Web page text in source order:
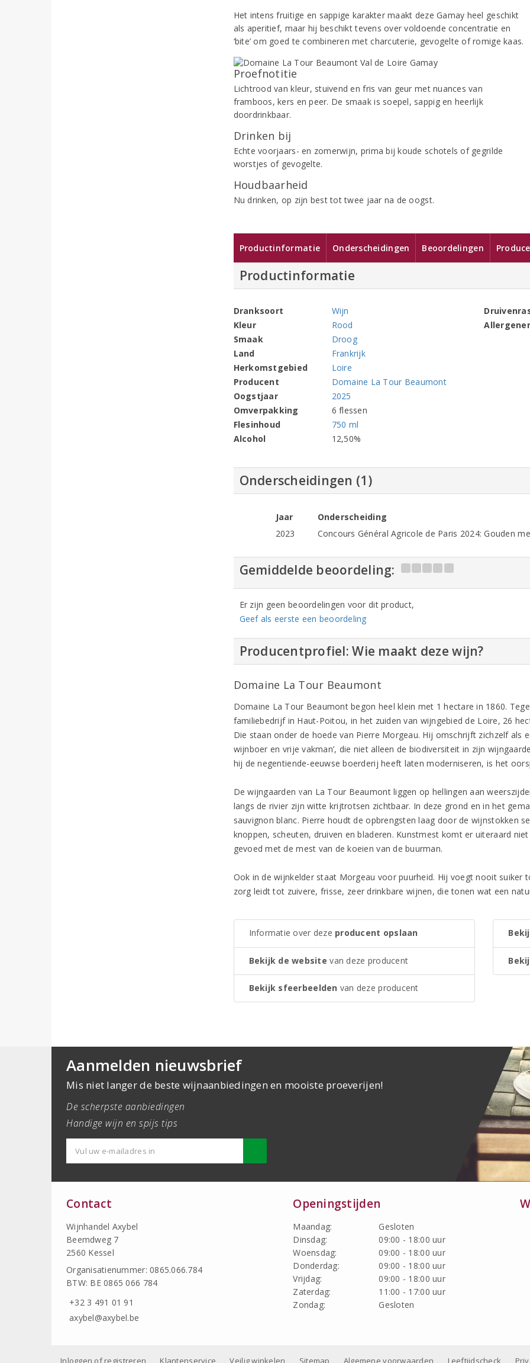
Het intens fruitige en sappige karakter maakt deze Gamay heel geschikt
als aperitief, maar hij beschikt tevens over voldoende concentratie en
‘bite’ om goed te combineren met charcuterie, gevogelte of romige kaas.
Proefnotitie
Lichtrood van kleur, stuivend en fris van geur met nuances van
framboos, kers en peer. De smaak is soepel, sappig en heerlijk
doordrinkbaar.
Drinken bij
Echte voorjaars- en zomerwijn, prima bij koude schotels of gegrilde
worstjes of gevogelte.
Houdbaarheid
Nu drinken, op zijn best tot twee jaar na de oogst.
Productinformatie Onderscheidingen Beoordelingen
Productinformatie
Dranksoort
Wijn
Kleur
Rood
Smaak
Droog
Land
Frankrijk
Herkomstgebied
Loire
Producent
Domaine La Tour Beaumont
Oogstjaar
2025
Omverpakking
6 flessen
Flesinhoud
750 ml
Alcohol
12,50%
Onderscheidingen (1)
Jaar
Onderscheiding
2023
Concours Général Agricole de Paris 2024: Gouden
Gemiddelde beoordeling:
Er zijn geen beoordelingen voor dit product,
Geef als eerste een beoordeling
Producentprofiel: Wie maakt deze wijn?
Domaine La Tour Beaumont
Domaine La Tour Beaumont begon heel klein met 1 hectare in 1860.
familiebedrijf in Haut-Poitou, in het zuiden van wijngebied de Loire, 26
Die staan onder de hoede van Pierre Morgeau. Hij omschrijft zichzelf als
wijnboer en vrije vakman’, die niet alleen de biodiversiteit in zijn
hij de negentiende-eeuwse boerderij heeft laten moderniseren, is het
De wijngaarden van La Tour Beaumont liggen op hellingen aan
langs de rivier zijn witte krijtrotsen zichtbaar. In deze grond en in het
sauvignon blanc. Pierre houdt de opbrengsten laag door de wijnstokken
knoppen, scheuten, druiven en bladeren. Kunstmest komt er uiteraard
gevoed met de mest van de koeien van de buurman.
Ook in de wijnkelder staat Morgeau voor puurheid. Hij voegt nooit suiker
zorg leidt tot zuivere, frisse, zeer drinkbare wijnen, die tonen wat een
Informatie over deze producent opslaan
Bekijk de website van deze producent
Bekijk sfeerbeelden van deze producent
Aanmelden nieuwsbrief
Mis niet langer de beste wijnaanbiedingen en mooiste proeverijen!
De scherpste aanbiedingen
Handige wijn en spijs tips
Contact
Wijnhandel Axybel
Beemdweg 7
2560 Kessel
Organisatienummer: 0865.066.784
BTW: BE 0865 066 784
+32 3 491 01 91
axybel@axybel.be
Openingstijden
Maandag:
Gesloten
Dinsdag:
09:00 - 18:00 uur
Woensdag:
09:00 - 18:00 uur
Donderdag:
09:00 - 18:00 uur
Vrijdag:
09:00 - 18:00 uur
Zaterdag:
11:00 - 17:00 uur
Zondag:
Gesloten
Inloggen of registreren Klantenservice Veilig winkelen Sitemap Algemene voorwaarden Leeftijdscheck